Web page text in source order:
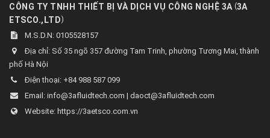
CÔNG TY TNHH THIẾT BỊ VÀ DỊCH VỤ CÔNG NGHỆ 3A (3A
ETSCO.,LTD)
M.S.D.N: 0105528157
Địa chỉ: Số 35 ngõ 357 đường Tam Trinh, phường Tương Mai, thành
phố Hà Nội
Điện thoại: +84 988 587 099
Email: info@3afluidtech.com | daoct@3afluidtech.com
Website: https://3aetsco.com.vn